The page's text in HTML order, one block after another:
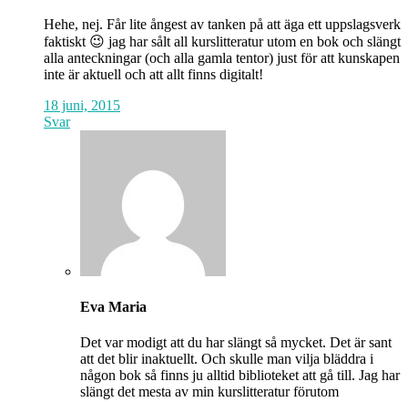
Hehe, nej. Får lite ångest av tanken på att äga ett uppslagsverk
faktiskt 😉 jag har sålt all kurslitteratur utom en bok och slängt
alla anteckningar (och alla gamla tentor) just för att kunskapen
inte är aktuell och att allt finns digitalt!
18 juni, 2015
Svar
Eva Maria
Det var modigt att du har slängt så mycket. Det är sant
att det blir inaktuellt. Och skulle man vilja bläddra i
någon bok så finns ju alltid biblioteket att gå till. Jag har
slängt det mesta av min kurslitteratur förutom